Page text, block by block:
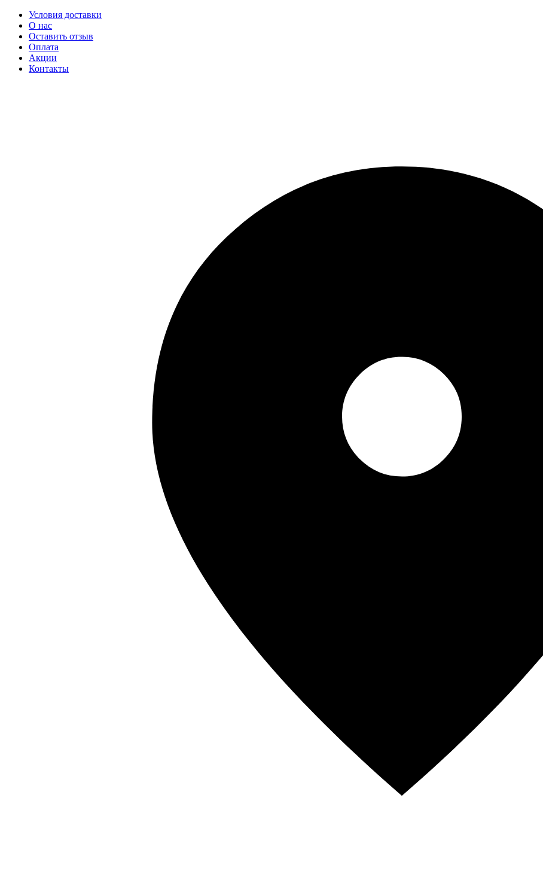
Условия доставки
О нас
Оставить отзыв
Оплата
Акции
Контакты